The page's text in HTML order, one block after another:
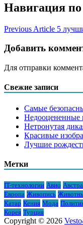
Навигация
Previous Article 5
Добавить
Для отправки
Свежие записи
Самые
Недооцененные
Нетронутая
Красивые
Лучшие
Метки
IT-технологии Авио
Европа Живопись
Катар Кения Мода
Корея Турция
Copyright © 2026